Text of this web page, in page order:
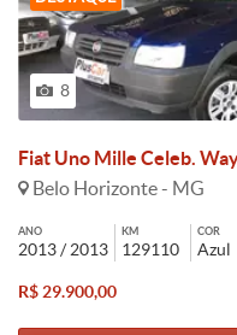
8
Fiat Uno Mille Celeb.
Belo Horizonte - MG
ANO
2013 / 2013
KM
129110
COR
Azul
R$ 29.900,00